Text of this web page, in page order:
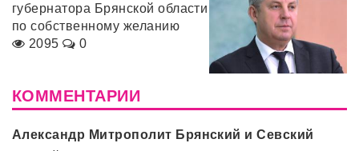
губернатора Брянской области
по собственному желанию
2095
0
КОММЕНТАРИИ
Александр Митрополит Брянский и Севский